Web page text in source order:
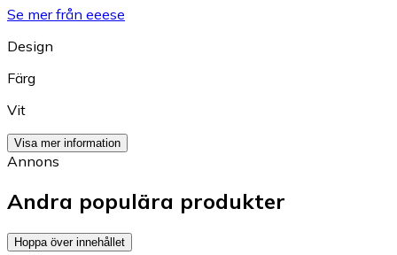
Se mer från eeese
Design
Färg
Vit
Visa mer information
Annons
Andra populära produkter
Hoppa över innehållet